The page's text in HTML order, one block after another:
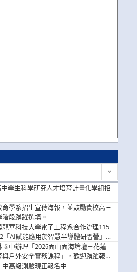
學生科學研究人才培育計畫化學組招
學系招生宣傳海報，並鼓勵貴校高三
段踴躍選填。
華科技大學電子工程系合作辦理115
「AI賦能應用於智慧半導體研習營」，
加中辦理「2026面山面海論壇－花蓮
戶外安全實務課程」，歡迎踴躍報名
中高級測驗現正報名中